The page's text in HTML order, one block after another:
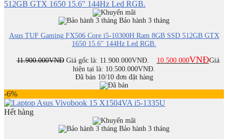
Bảo hành 3 tháng
Asus TUF Gaming FX506 Core i5-10300H Ram 8GB SSD 512GB GTX
1650 15.6″ 144Hz Led RGB.
11.900.000VNĐ Giá gốc là: 11.900.000VNĐ. 10.500.000VNĐGiá
hiện tại là: 10.500.000VNĐ.
Đã bán 10/10 đơn đặt hàng
-6%
Hết hàng
Bảo hành 3 tháng